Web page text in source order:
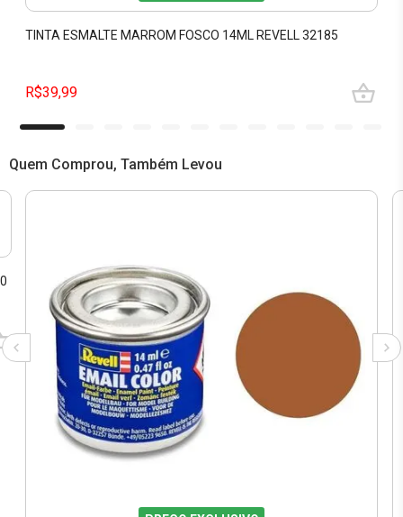
TINTA ESMALTE MARROM FOSCO 14ML REVELL 32185
R$39,99
Quem Comprou, Também Levou